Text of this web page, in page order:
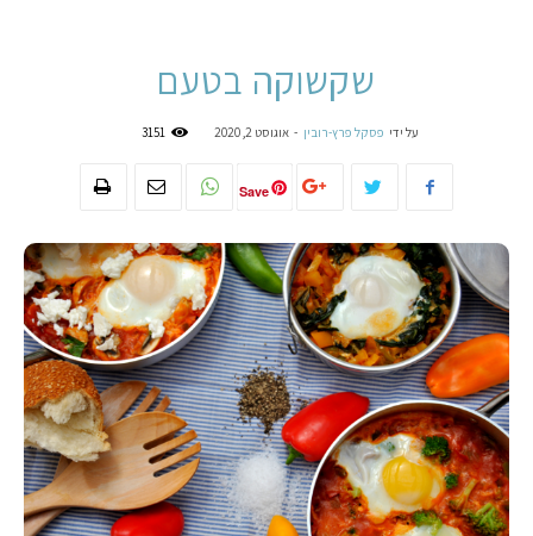
שקשוקה בטעם
על ידי פסקל פרץ-רובין - אוגוסט 2, 2020 3151
Save